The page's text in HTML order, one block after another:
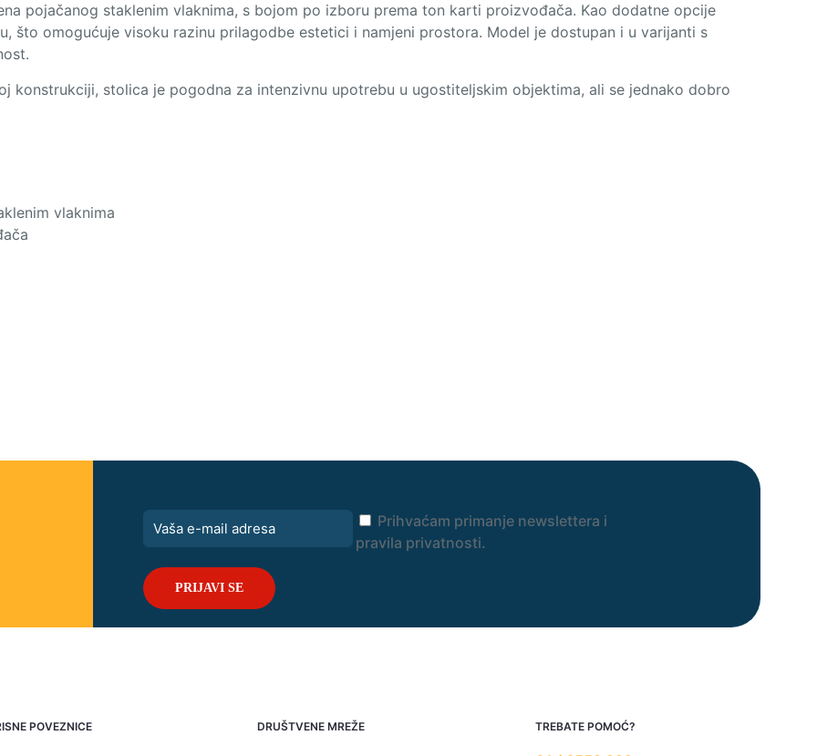
pojačanog staklenim vlaknima, s bojom po izboru prema ton karti proizvođača. Kao dodatne opcije
što omogućuje visoku razinu prilagodbe estetici i namjeni prostora. Model je dostupan i u varijanti s
konstrukciji, stolica je pogodna za intenzivnu upotrebu u ugostiteljskim objektima, ali se jednako dobro
vlaknima
Prihvaćam primanje newslettera i
pravila privatnosti.
POVEZNICE DRUŠTVENE MREŽE TREBATE POMOĆ?